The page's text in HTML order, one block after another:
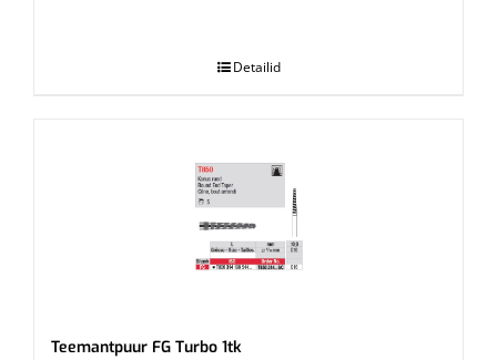
Detailid
Teemantpuur FG Turbo 1tk